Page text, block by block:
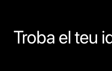
Troba el teu